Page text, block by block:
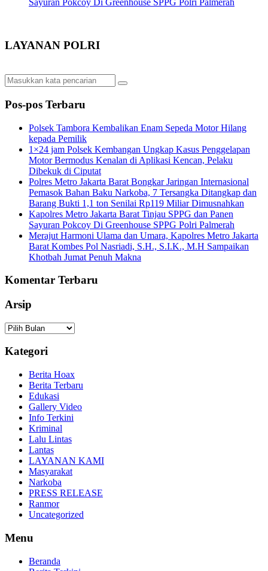
LAYANAN POLRI
Pos-pos Terbaru
Polsek Tambora Kembalikan Enam Sepeda Motor Hilang
kepada Pemilik
1×24 jam Polsek Kembangan Ungkap Kasus Penggelapan
Motor Bermodus Kenalan di Aplikasi Kencan, Pelaku
Dibekuk di Ciputat
Polres Metro Jakarta Barat Bongkar Jaringan Internasional
Pemasok Bahan Baku Narkoba, 7 Tersangka Ditangkap dan
Barang Bukti 1,1 ton Senilai Rp119 Miliar Dimusnahkan
Kapolres Metro Jakarta Barat Tinjau SPPG dan Panen
Sayuran Pokcoy Di Greenhouse SPPG Polri Palmerah
Merajut Harmoni Ulama dan Umara, Kapolres Metro Jakarta
Barat Kombes Pol Nasriadi, S.H., S.I.K., M.H Sampaikan
Khotbah Jumat Penuh Makna
Komentar Terbaru
Arsip
Arsip
Kategori
Berita Hoax
Berita Terbaru
Edukasi
Gallery Video
Info Terkini
Kriminal
Lalu Lintas
Lantas
LAYANAN KAMI
Masyarakat
Narkoba
PRESS RELEASE
Ranmor
Uncategorized
Menu
Beranda